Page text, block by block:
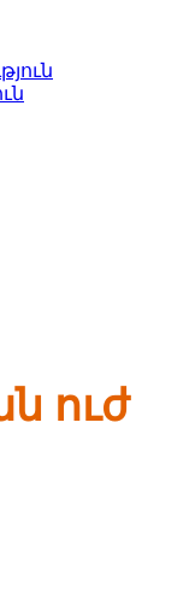
ուժ